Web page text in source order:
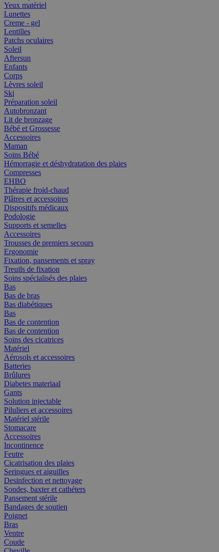
Yeux matériel
Lunettes
Creme - gel
Lentilles
Patchs oculaires
Soleil
Aftersun
Enfants
Corps
Lèvres soleil
Ski
Préparation soleil
Autobronzant
Lit de bronzage
Bébé et Grossesse
Accessoires
Maman
Soins Bébé
Hémorragie et déshydratation des plaies
Compresses
EHBO
Thérapie froid-chaud
Plâtres et accessoires
Dispositifs médicaux
Podologie
Supports et semelles
Accessoires
Trousses de premiers secours
Ergonomie
Fixation, pansements et spray
Treuils de fixation
Soins spécialisés des plaies
Bas
Bas de bras
Bas diabétiques
Bas
Bas de contention
Bas de contention
Soins des cicatrices
Matériel
Aérosols et accessoires
Batteries
Brûlures
Diabetes materiaal
Gants
Solution injectable
Piluliers et accessoires
Matériel stérile
Stomacare
Accessoires
Incontinence
Feutre
Cicatrisation des plaies
Seringues et aiguilles
Desinfection et nettoyage
Sondes, baxter et cathéters
Pansement stérile
Bandages de soutien
Poignet
Bras
Ventre
Coude